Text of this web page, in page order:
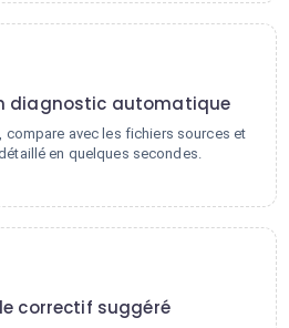
diagnostic automatique
compare avec les fichiers sources et
en quelques secondes.
le correctif suggéré